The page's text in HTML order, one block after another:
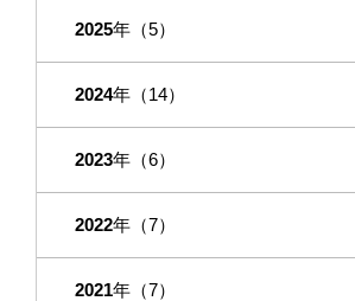
2025年（5）
2024年（14）
2023年（6）
2022年（7）
2021年（7）